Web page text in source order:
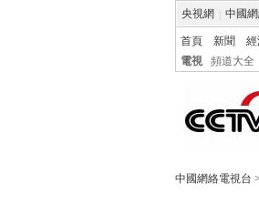
央視網 中國
首頁 新聞
電視
頻道大全
中國網絡電視台 >